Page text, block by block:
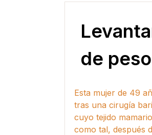
de peso
Esta mujer de 49
tras una cirugía
cuyo tejido
como tal, después